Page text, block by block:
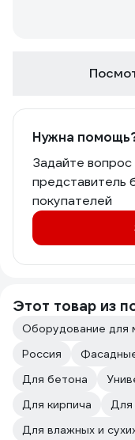
Нужна
Задайте
представитель
покупателей
Этот товар из
Россия
Для бетона
Для кирпича
Для
Для влажных и